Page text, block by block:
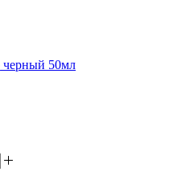
черный 50мл